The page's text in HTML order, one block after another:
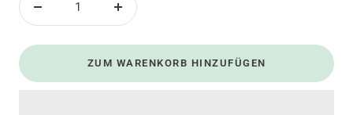
Menge
ZUM WARENKORB HINZUFÜGEN